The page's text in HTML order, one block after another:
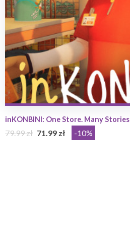
inKONBINI: One Store. Many Stories
79.99 zł 71.99 zł -10%